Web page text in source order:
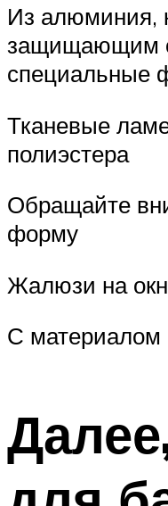
Из алюминия,
защищающим
специальные
Тканевые
полиэстера
Обращайте
форму
Жалюзи на
С материалом